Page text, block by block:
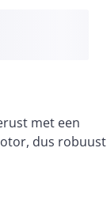
met een
dus robuust